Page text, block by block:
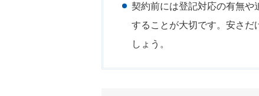
契約前には登記対応の有無や
することが大切です。安さだ
しょう。